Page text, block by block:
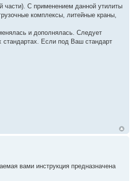
части). С применением данной утилиты
комплексы, литейные краны,
и дополнялась. Следует
стандартах. Если под Ваш стандарт
вами инструкция предназначена